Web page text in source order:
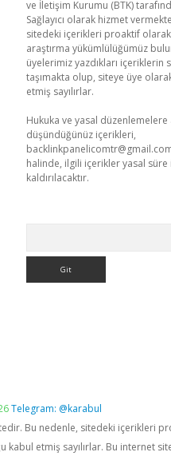
ve İletişim Kurumu (BTK)
Sağlayıcı olarak hizmet
sitedeki içerikleri proaktif
araştırma yükümlülüğümüz
üyelerimiz yazdıkları içeriklerin
taşımakta olup, siteye üye
etmiş sayılırlar.
Hukuka ve yasal düzenlemelere
düşündüğünüz içerikleri,
halinde, ilgili içerikler yasal
kaldırılacaktır.
Telegram: @karabul
Bu nedenle, sitedeki içerikleri
etmiş sayılırlar. Bu internet